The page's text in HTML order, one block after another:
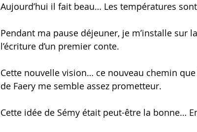
Aujourd’hui il fait beau… Les températures
Pendant ma pause déjeuner, je m’installe sur
l’écriture d’un premier conte.
Cette nouvelle vision… ce nouveau chemin
de Faery me semble assez prometteur.
Cette idée de Sémy était peut-être la bonne…